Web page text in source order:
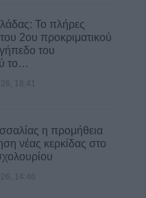
king
Το πλήρες
2ου προκριματικού
του
το…
18:41
η προμήθεια
νέας κερκίδας στο
14:46